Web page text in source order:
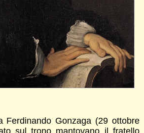
Ferdinando Gonzaga (29 ottobre
sul trono mantovano il fratello